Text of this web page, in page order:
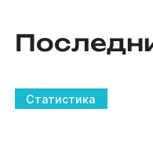
Статистика